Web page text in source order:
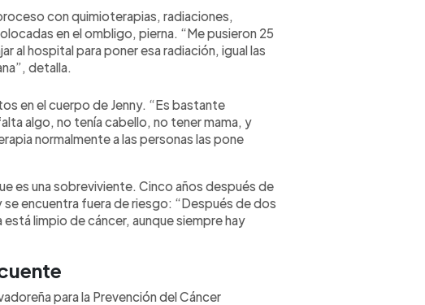
con quimioterapias, radiaciones,
en el ombligo, pierna. “Me pusieron 25
al hospital para poner esa radiación, igual las
detalla.
en el cuerpo de Jenny. “Es bastante
algo, no tenía cabello, no tener mama, y
normalmente a las personas las pone
es una sobreviviente. Cinco años después de
encuentra fuera de riesgo: “Después de dos
limpio de cáncer, aunque siempre hay
para la Prevención del Cáncer